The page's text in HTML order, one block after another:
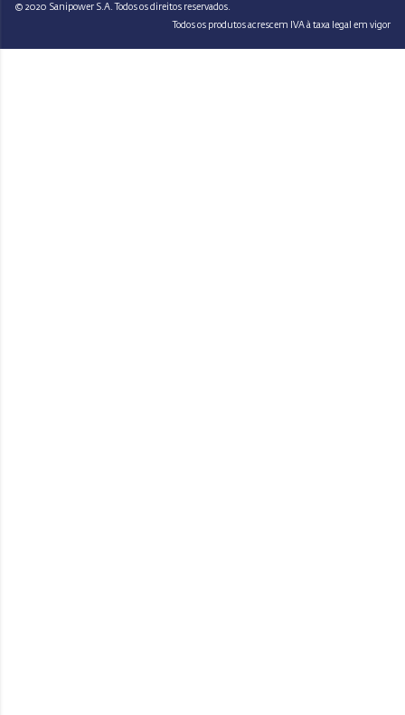
© 2020 Sanipower S.A. Todos os direitos reservados.
Todos os produtos acrescem IVA à taxa legal em vigor